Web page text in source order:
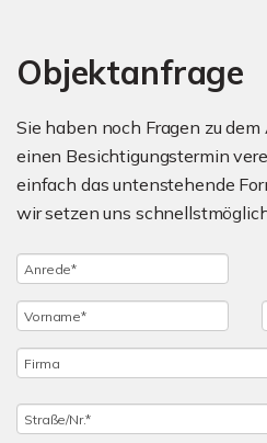
Objektanfrage
Sie haben noch Fragen zu
einen Besichtigungstermin
einfach das untenstehende
wir setzen uns